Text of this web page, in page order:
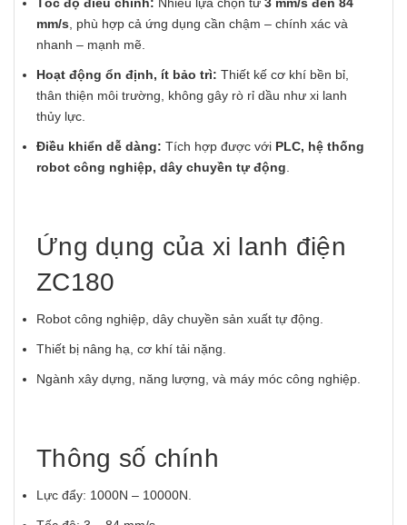
mm/s , phù hợp cả ứng dụng cần chậm – chính xác và
nhanh – mạnh mẽ.
Hoạt động ổn định, ít bảo trì: Thiết kế cơ khí bền bỉ,
thân thiện môi trường, không gây rò rỉ dầu như xi lanh
thủy lực.
Điều khiển dễ dàng: Tích hợp được với PLC, hệ thống
robot công nghiệp, dây chuyền tự động
Ứng dụng của xi lanh điện
ZC180
Robot công nghiệp, dây chuyền sản xuất tự động.
Thiết bị nâng hạ, cơ khí tải nặng.
Ngành xây dựng, năng lượng, và máy móc công nghiệp.
Thông số chính
Lực đẩy: 1000N – 10000N.